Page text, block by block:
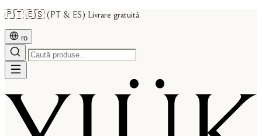
🇵🇹 🇪🇸 (PT & ES) Livrare gratuită
ro